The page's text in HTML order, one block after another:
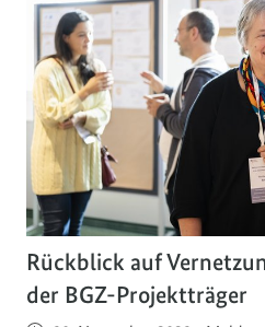
Rückblick auf
der BGZ-Projektträger